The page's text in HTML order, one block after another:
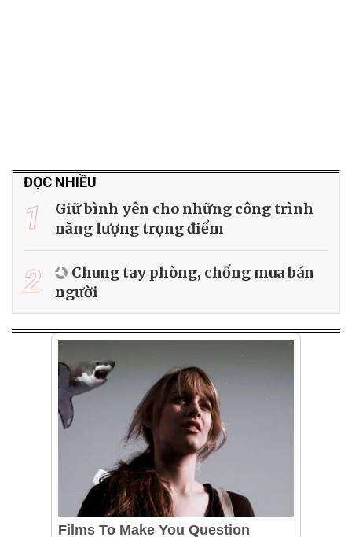
ĐỌC NHIỀU
1
Giữ bình yên cho những công trình
năng lượng trọng điểm
2
Chung tay phòng, chống mua bán
người